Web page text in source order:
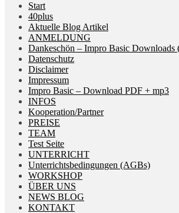
Start
40plus
Aktuelle Blog Artikel
ANMELDUNG
Dankeschön – Impro Basic Downloads
Datenschutz
Disclaimer
Impressum
Impro Basic – Download PDF + mp3
INFOS
Kooperation/Partner
PREISE
TEAM
Test Seite
UNTERRICHT
Unterrichtsbedingungen (AGBs)
WORKSHOP
ÜBER UNS
NEWS BLOG
KONTAKT